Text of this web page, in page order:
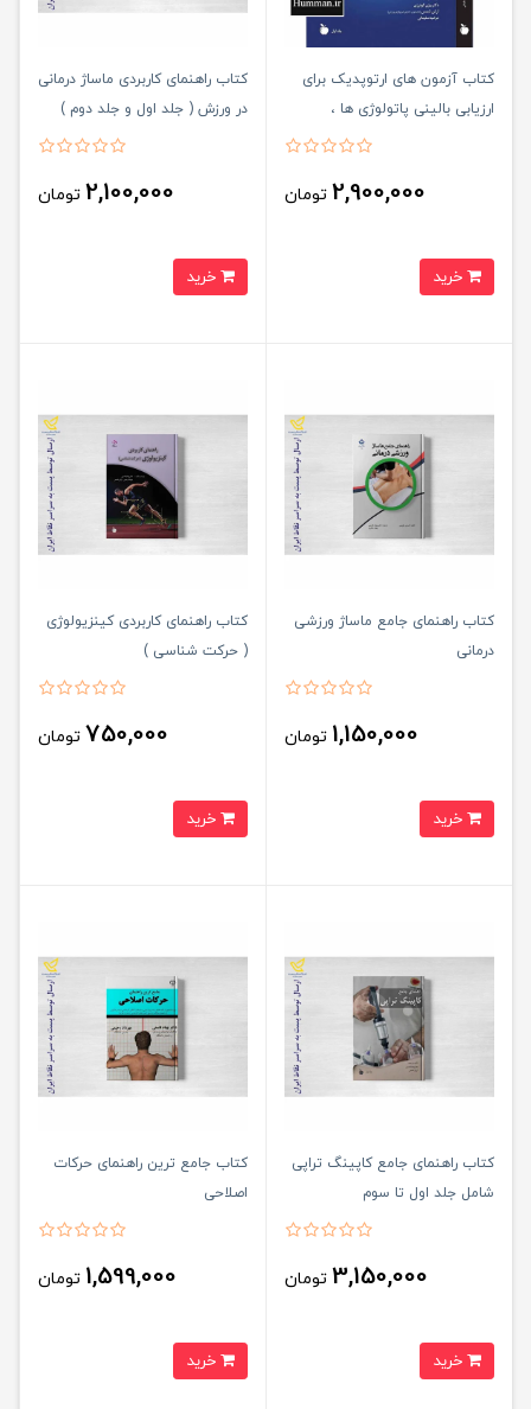
کتاب آزمون های ارتوپدیک برای
ارزیابی بالینی پاتولوژی ها ،
اختلالات و آسیب های سیستم
2,900,000 تومان
کتاب راهنمای کاربردی ماساژ درمانی
در ورزش ( جلد اول و جلد دوم )
2,100,000 تومان
کتاب راهنمای جامع ماساژ ورزشی
درمانی
1,150,000 تومان
کتاب راهنمای کاربردی کینزیولوژی
( حرکت شناسی )
750,000 تومان
کتاب راهنمای جامع کاپینگ تراپی
شامل جلد اول تا سوم
3,150,000 تومان
کتاب جامع ترین راهنمای حرکات
اصلاحی
1,599,000 تومان